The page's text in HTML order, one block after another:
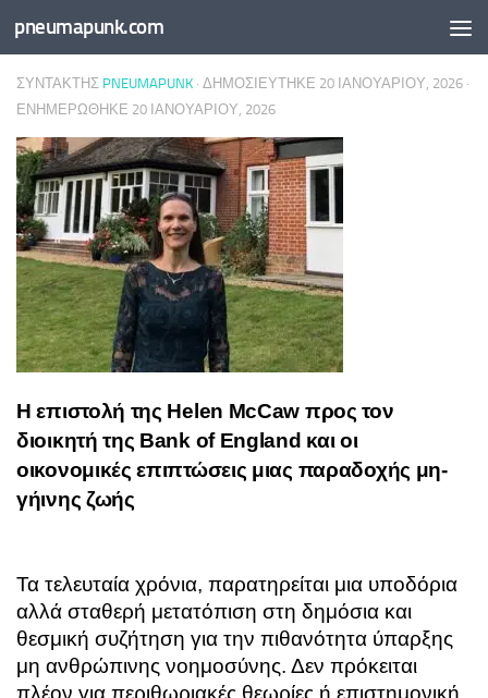
Skip to content
pneumapunk.com
ΣΥΝΤΆΚΤΗΣ PNEUMAPUNK · ΔΗΜΟΣΙΕΎΤΗΚΕ 20 ΙΑΝΟΥΑΡΊΟΥ, 2026 ·
ΕΝΗΜΕΡΏΘΗΚΕ 20 ΙΑΝΟΥΑΡΊΟΥ, 2026
Η επιστολή της Helen McCaw προς τον
διοικητή της Bank of England και οι
οικονομικές επιπτώσεις μιας παραδοχής μη-
γήινης ζωής
Τα τελευταία χρόνια, παρατηρείται μια υποδόρια
αλλά σταθερή μετατόπιση στη δημόσια και
θεσμική συζήτηση για την πιθανότητα ύπαρξης
μη ανθρώπινης νοημοσύνης. Δεν πρόκειται
πλέον για περιθωριακές θεωρίες ή επιστημονική